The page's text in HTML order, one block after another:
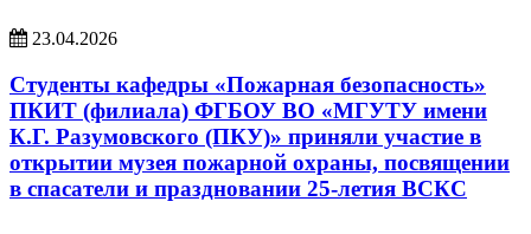
23.04.2026
Студенты кафедры «Пожарная безопасность»
ПКИТ (филиала) ФГБОУ ВО «МГУТУ имени
К.Г. Разумовского (ПКУ)» приняли участие в
открытии музея пожарной охраны, посвящении
в спасатели и праздновании 25-летия ВСКС